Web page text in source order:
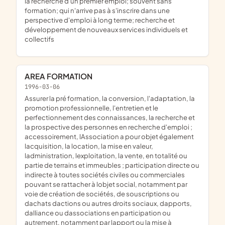
formation; qui n'arrive pas à s'inscrire dans une
perspective d'emploi à long terme; recherche et
développement de nouveaux services individuels et
collectifs
AREA FORMATION
1996-03-06
assurer la pré formation, la conversion, l'adaptation, la
promotion professionnelle, l'entretien et le
perfectionnement des connaissances, la recherche et
la prospective des personnes en recherche d'emploi ;
accessoirement, lAssociation a pour objet également
lacquisition, la location, la mise en valeur,
ladministration, lexploitation, la vente, en totalité ou
partie de terrains et immeubles ; participation directe ou
indirecte à toutes sociétés civiles ou commerciales
pouvant se rattacher à lobjet social, notamment par
voie de création de sociétés, de souscriptions ou
dachats dactions ou autres droits sociaux, dapports,
dalliance ou dassociations en participation ou
autrement, notamment par lapport ou la mise à